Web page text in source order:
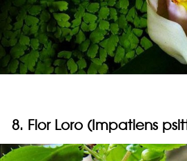
8. Flor Loro (Impatiens